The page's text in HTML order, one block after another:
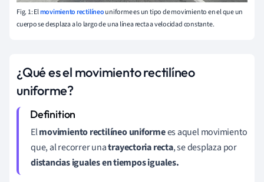
Fig. 1: Elmovimiento rectilíneouniforme es un tipo de movimiento en el que un
cuerpo se desplaza a lo largo de una línea recta a velocidad constante.
¿Qué es el movimientorectilíneo
uniforme?
Elmovimiento rectilíneo uniformees aquel movimiento
que, al recorrer unatrayectoria recta, se desplaza por
distancias iguales en tiempos iguales.